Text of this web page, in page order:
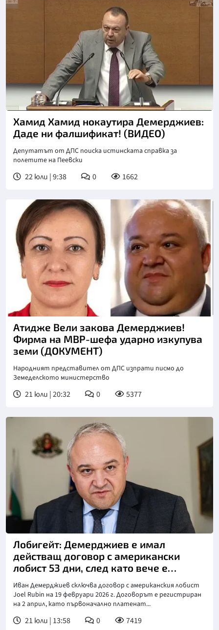
Хамид Хамид нокаутира Демерджиев:
Даде ни фалшификат! (ВИДЕО)
Депутатът от ДПС поиска истинската справка за
полетите на Пеевски
22 юли | 9:38 0 1662
Атидже Вели закова Демерджиев!
Фирма на МВР-шефа ударно изкупува
земи (ДОКУМЕНТ)
Народният представител от ДПС изпрати писмо до
Земеделското министерство
21 юли | 20:32 0 5377
Лобигейт: Демерджиев е имал
действащ договор с американски
лобист 53 дни, след като вече е
министър
Иван Демерджиев сключва договор с американския лобист
Joel Rubin на 19 февруари 2026 г. Договорът е регистриран
на 2 април, като първоначално платенат...
21 юли | 13:58 0 7419